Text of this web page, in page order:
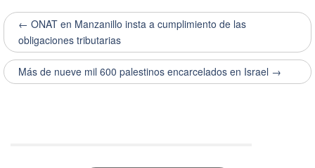
← ONAT en Manzanillo insta a cumplimiento de las
obligaciones tributarias
Más de nueve mil 600 palestinos encarcelados en Israel →